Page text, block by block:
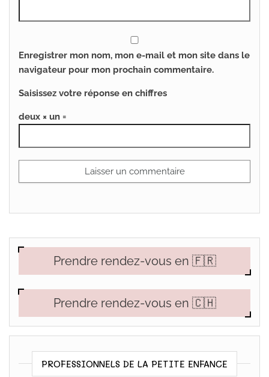
Enregistrer mon nom, mon e-mail et mon site dans le
navigateur pour mon prochain commentaire.
Saisissez votre réponse en chiffres
deux × un =
Prendre rendez-vous en 🇫🇷
Prendre rendez-vous en 🇨🇭
PROFESSIONNELS DE LA PETITE ENFANCE